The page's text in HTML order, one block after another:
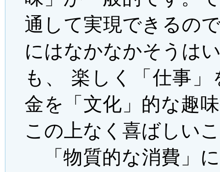
通して実現できるの
にはなかなかそうは
も、 楽しく「仕事
金を「文化」的な趣
この上なく喜ばしい
「物質的な消費」